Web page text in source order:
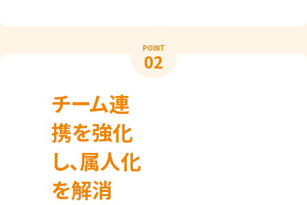
POINT
02
チーム連
携を強化
し、属人化
を解消